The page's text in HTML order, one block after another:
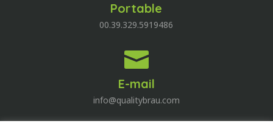
Portable
00.39.329.5919486

E-mail
info@qualitybrau.com